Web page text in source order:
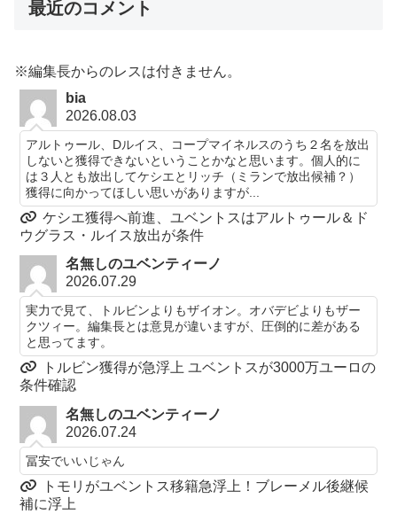
最近のコメント
※編集長からのレスは付きません。
bia
2026.08.03
アルトゥール、Dルイス、コープマイネルスのうち２名を放出
しないと獲得できないということかなと思います。個人的に
は３人とも放出してケシエとリッチ（ミランで放出候補？）
獲得に向かってほしい思いがありますが...
ケシエ獲得へ前進、ユベントスはアルトゥール＆ド
ウグラス・ルイス放出が条件
名無しのユベンティーノ
2026.07.29
実力で見て、トルビンよりもザイオン。オバデビよりもザー
クツィー。編集長とは意見が違いますが、圧倒的に差がある
と思ってます。
トルビン獲得が急浮上 ユベントスが3000万ユーロの
条件確認
名無しのユベンティーノ
2026.07.24
冨安でいいじゃん
トモリがユベントス移籍急浮上！ブレーメル後継候
補に浮上